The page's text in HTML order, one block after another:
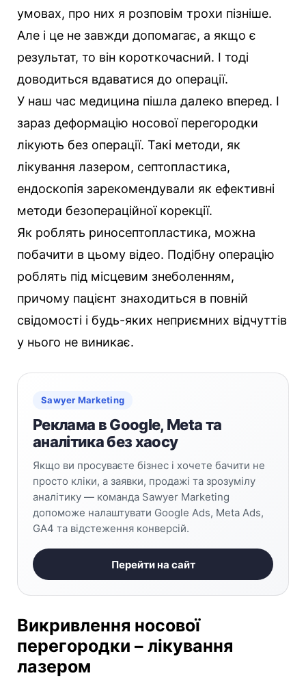
умовах, про них я розповім трохи пізніше.
Але і це не завжди допомагає, а якщо є
результат, то він короткочасний. І тоді
доводиться вдаватися до операції.
У наш час медицина пішла далеко вперед. І
зараз деформацію носової перегородки
лікують без операції. Такі методи, як
лікування лазером, септопластика,
ендоскопія зарекомендували як ефективні
методи безопераційної корекції.
Як роблять риносептопластика, можна
побачити в цьому відео. Подібну операцію
роблять під місцевим знеболенням,
причому пацієнт знаходиться в повній
свідомості і будь-яких неприємних відчуттів
у нього не виникає.
Sawyer Marketing
Реклама в Google, Meta та
аналітика без хаосу
Якщо ви просуваєте бізнес і хочете бачити не
просто кліки, а заявки, продажі та зрозумілу
аналітику — команда Sawyer Marketing
допоможе налаштувати Google Ads, Meta Ads,
GA4 та відстеження конверсій.
Перейти на сайт
Викривлення носової
перегородки – лікування
лазером